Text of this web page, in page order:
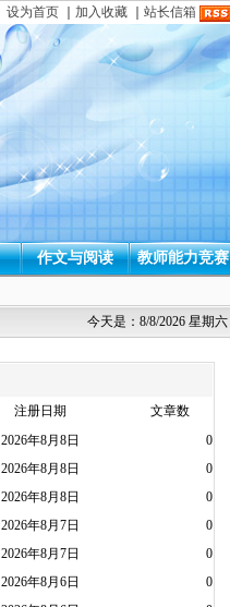
设为首页 加入收藏 站长信箱
作文与阅读 教师能力竞赛
今天是：8/8/2026 星期六
注册日期
文章数
2026年8月8日
0
2026年8月8日
0
2026年8月8日
0
2026年8月7日
0
2026年8月7日
0
2026年8月6日
0